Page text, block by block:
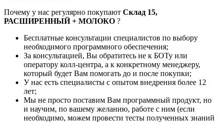
Почему у нас регулярно покупают Склад 15,
РАСШИРЕННЫЙ + МОЛОКО ?
Бесплатные консультации специалистов по выбору
необходимого программного обеспечения;
За консультацией, Вы обратитесь не к БОТу или
оператору колл-центра, а к конкретному менеджеру,
который будет Вам помогать до и после покупки;
У нас есть специалисты с опытом внедрения более 12
лет;
Мы не просто поставим Вам программный продукт, но
и научим, по вашему желанию, работе с ним (если
необходимо, можем провести тесты полученных знаний